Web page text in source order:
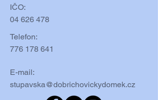
IČO:
04 626 478
Telefon:
776 178 641
E-mail:
stupavska@dobrichovickydomek.cz